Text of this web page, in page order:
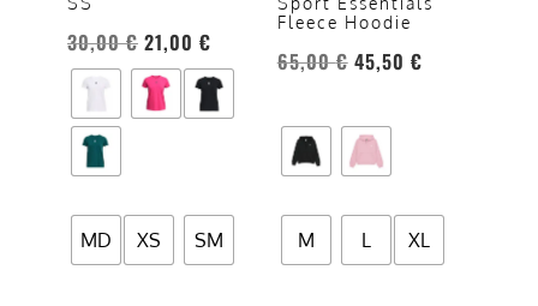
30,00€ 21,00 €
MD XS SM
possono
essere
scelte
pagina
del
Fleece Hoodie
65,00€ 45,50 €
M L XL
possono
scelte
pagina
del